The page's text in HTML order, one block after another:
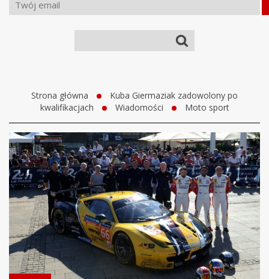
Strona główna
Kuba Giermaziak zadowolony po
kwalifikacjach
Wiadomości Moto sport